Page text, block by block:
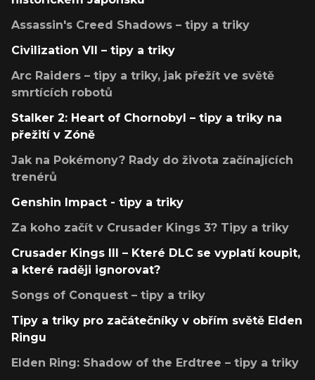
Assassin's Creed Shadows – tipy a triky
Civilization VII – tipy a triky
Arc Raiders – tipy a triky, jak přežít ve světě
smrtících robotů
Stalker 2: Heart of Chornobyl – tipy a triky na
přežití v Zóně
Jak na Pokémony? Rady do života začínajících
trenérů
Genshin Impact - tipy a triky
Za koho začít v Crusader Kings 3? Tipy a triky
Crusader Kings III – Které DLC se vyplatí koupit,
a které raději ignorovat?
Songs of Conquest – tipy a triky
Tipy a triky pro začátečníky v obřím světě Elden
Ringu
Elden Ring: Shadow of the Erdtree – tipy a triky